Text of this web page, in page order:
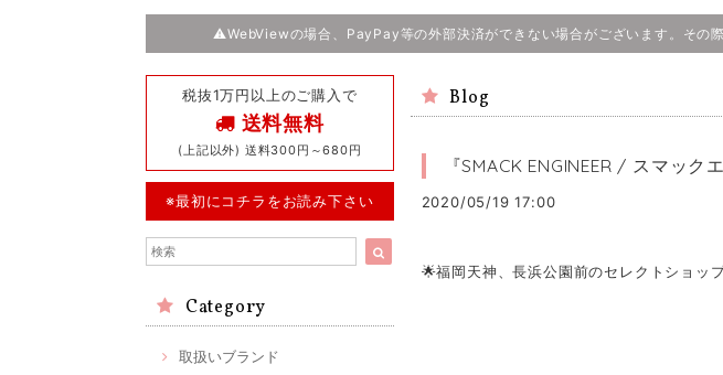
⚠️WebViewの場合、PayPay等の外部決済ができない場合がございます。その
税抜1万円以上のご購入で
送料無料
(上記以外) 送料300円～680円
※最初にコチラをお読み下さい
Category
取扱いブランド
Blog
『SMACK ENGINEER / スマッ
2020/05/19 17:00
🌟福岡天神、長浜公園前のセレクトショッ